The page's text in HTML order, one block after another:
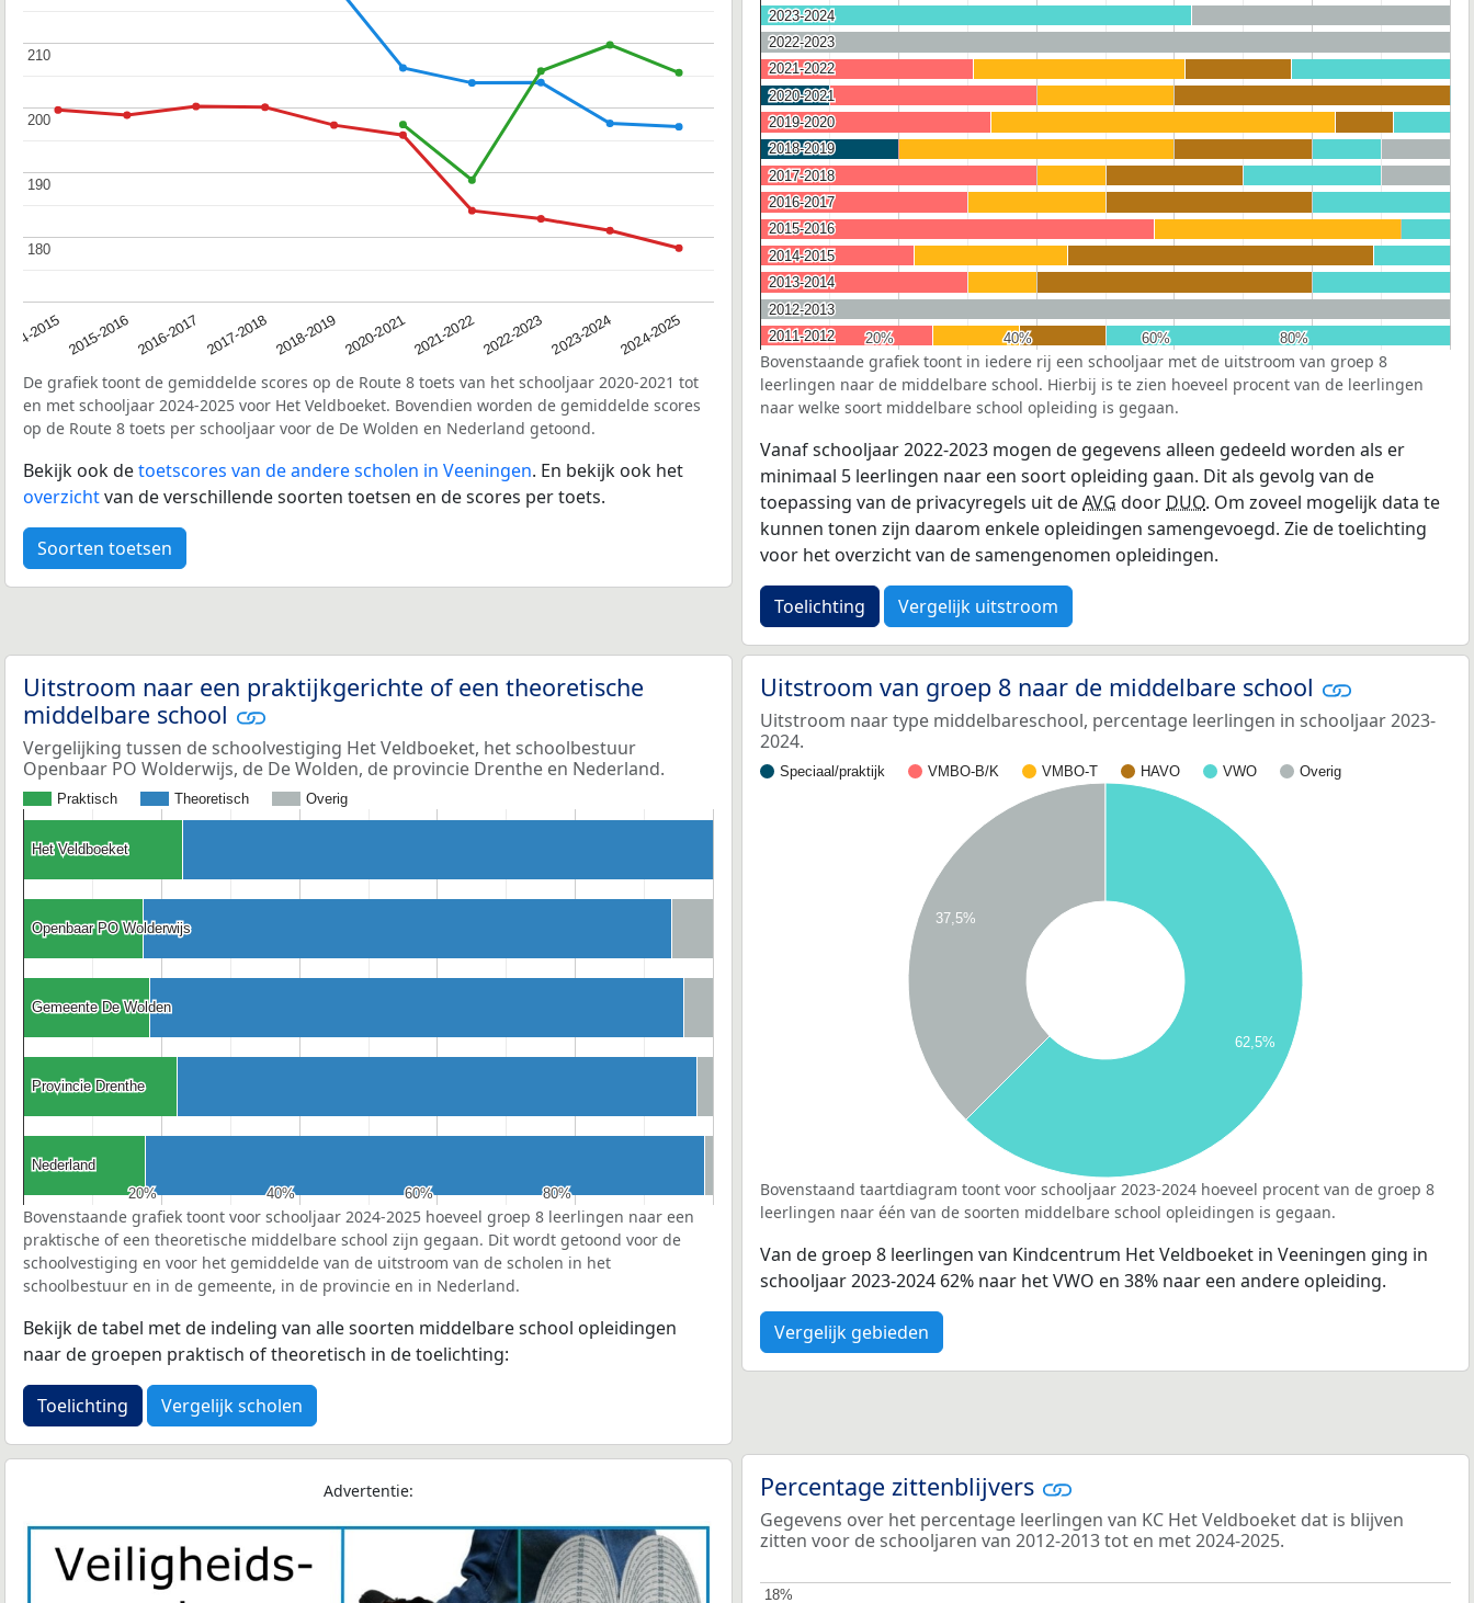
2015 2015-2016 2016-2017 2017-2018 2018-2019 2020-20212021-20222022-2023 2023-2024 2024-2025
180
180
190
190
200
200
210
210
De grafiek toont de gemiddelde scores op de Route 8 toets van het schooljaar 2020-2021 tot
en met schooljaar 2024-2025 voor Het Veldboeket. Bovendien worden de gemiddelde scores
op de Route 8 toets per schooljaar voor de De Wolden en Nederland getoond.
Bekijk ook detoetscores van de andere scholen in Veeningen. En bekijk ook het
overzichtvan de verschillende soorten toetsen en de scores per toets.
Soorten toetsen
20%
20% 40%
40% 60%
60% 80%
80%
2023-2024
2023-2024
2022-2023
2022-2023
2021-2022
2021-2022
2020-2021
2020-2021
2019-2020
2019-2020
2018-2019
2018-2019
2017-2018
2017-2018
2016-2017
2016-2017
2015-2016
2015-2016
2014-2015
2014-2015
2013-2014
2013-2014
2012-2013
2012-2013
2011-2012
2011-2012
Bovenstaande grafiek toont in iedere rij een schooljaar met de uitstroom van groep 8
leerlingen naar de middelbare school. Hierbij is te zien hoeveel procent van de leerlingen
naar welke soort middelbare school opleiding is gegaan.
Vanaf schooljaar 2022-2023 mogen de gegevens alleen gedeeld worden als er
minimaal 5 leerlingen naar een soort opleiding gaan. Dit als gevolg van de
toepassing van de privacyregels uit deAVG door DUO. Om zoveel mogelijk data te
kunnen tonen zijn daarom enkele opleidingen samengevoegd. Zie de toelichting
voor het overzicht van de samengenomen opleidingen.
Toelichting Vergelijk uitstroom
Uitstroom naar een praktijkgerichte of een theoretische
middelbare school
Vergelijking tussen de schoolvestiging Het Veldboeket, het schoolbestuur
Openbaar PO Wolderwijs, de De Wolden, de provincie Drenthe en Nederland.
Praktisch Theoretisch Overig
20%
20% 40%
40% 60%
60% 80%
80%
Het Veldboeket
Het Veldboeket
Openbaar PO Wolderwijs
Openbaar PO Wolderwijs
Gemeente De Wolden
Gemeente De Wolden
Provincie Drenthe
Provincie Drenthe
Nederland
Nederland
Bovenstaande grafiek toont voor schooljaar 2024-2025 hoeveel groep 8 leerlingen naar een
praktische of een theoretische middelbare school zijn gegaan. Dit wordt getoond voor de
schoolvestiging en voor het gemiddelde van de uitstroom van de scholen in het
schoolbestuur en in de gemeente, in de provincie en in Nederland.
Bekijk de tabel met de indeling van alle soorten middelbare school opleidingen
naar de groepen praktisch of theoretisch in de toelichting:
Toelichting Vergelijk scholen
Uitstroom van groep 8 naar de middelbare school
Uitstroom naar type middelbareschool, percentage leerlingen in schooljaar 2023-
2024.
Speciaal/praktijk VMBO-B/K VMBO-T HAVO VWO Overig
37,5%
62,5%
Bovenstaand taartdiagram toont voor schooljaar 2023-2024 hoeveel procent van de groep 8
leerlingen naar één van de soorten middelbare school opleidingen is gegaan.
Van de groep 8 leerlingen van Kindcentrum Het Veldboeket in Veeningen ging in
schooljaar 2023-2024 62% naar het VWO en 38% naar een andere opleiding.
Vergelijk gebieden
Advertentie: Percentage zittenblijvers
Gegevens over het percentage leerlingen van KC Het Veldboeket dat is blijven
zitten voor de schooljaren van 2012-2013 tot en met 2024-2025.
18%
18%